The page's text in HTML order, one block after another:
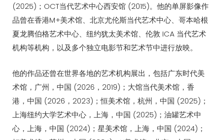
(2025)；OCT当代艺术中心西安馆 (2015)。他的单屏影像作
品曾在香港M+美术馆、北京尤伦斯当代艺术中心、哥本哈根
夏龙腾伯格艺术中心、纽约犹太美术馆、伦敦 ICA 当代艺术
机构等机构，以及多个独立电影节和艺术节中进行放映。
他的作品还曾在世界各地的艺术机构展出，包括广东时代美
术馆，广州，中国 (2026，2019)；大馆当代美术馆，香
港，中国 (2026，2023)；恒美术馆，杭州，中国 (2025)；
上海纽约大学艺术中心，上海，中国 (2025)；油罐艺术中
心，上海，中国 (2024)；星美术馆，上海，中国 (2024)；